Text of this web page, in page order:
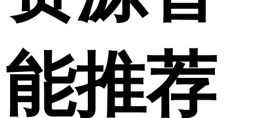
能推荐